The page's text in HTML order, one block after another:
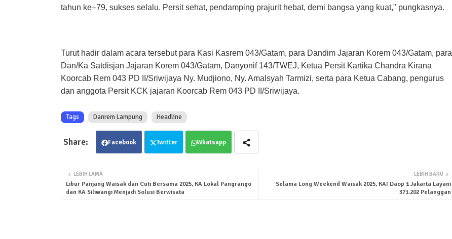
tahun ke–79, sukses selalu. Persit sehat, pendamping prajurit hebat, demi bangsa yang kuat," pungkasnya.
Turut hadir dalam acara tersebut para Kasi Kasrem 043/Gatam, para Dandim Jajaran Korem 043/Gatam, para
Dan/Ka Satdisjan Jajaran Korem 043/Gatam, Danyonif 143/TWEJ, Ketua Persit Kartika Chandra Kirana
Koorcab Rem 043 PD II/Sriwijaya Ny. Mudjiono, Ny. Amalsyah Tarmizi, serta para Ketua Cabang, pengurus
dan anggota Persit KCK jajaran Koorcab Rem 043 PD II/Sriwijaya.
Tags Danrem Lampung Headline
Facebook Twitter Whatsapp
LEBIH BARU
Selama Long Weekend Waisak 2025, KAI Daop 1 Jakarta Layani
371.202 Pelanggan
LEBIH LAMA
Libur Panjang Waisak dan Cuti Bersama 2025, KA Lokal Pangrango
dan KA Siliwangi Menjadi Solusi Berwisata